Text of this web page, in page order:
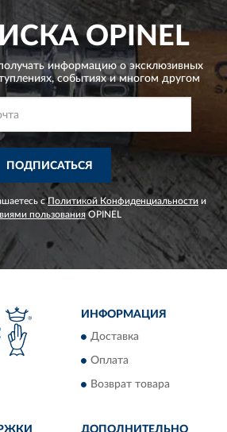
OPINEL
информацию о эксклюзивных
событиях и многом другом
ПОДПИСАТЬСЯ
сПолитикой Конфиденциальности и
пользованияOPINEL
ИНФОРМАЦИЯ
Доставка
Оплата
Возврат товара
ДОПОЛНИТЕЛЬНО